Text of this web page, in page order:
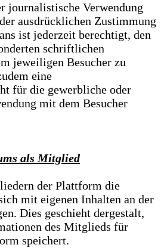
journalistische Verwendung
ausdrücklichen Zustimmung
ist jederzeit berechtigt, den
schriftlichen
jeweiligen Besucher zu
eine
für die gewerbliche oder
mit dem Besucher
als Mitglied
der Plattform die
mit eigenen Inhalten an der
Dies geschieht dergestalt,
des Mitglieds für
speichert.